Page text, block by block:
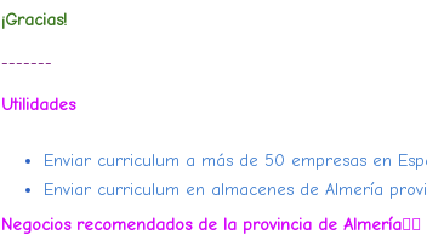
¡Gracias!
-------
Utilidades
Enviar curriculum a más de 50 empresas en
Enviar curriculum en almacenes de Almería
Negocios recomendados de la provincia de Almería👇🏻